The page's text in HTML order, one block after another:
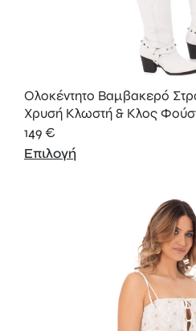
Ολοκέντητο Βαμβακερό
Χρυσή Κλωστή & Κλος
149€
Επιλογή